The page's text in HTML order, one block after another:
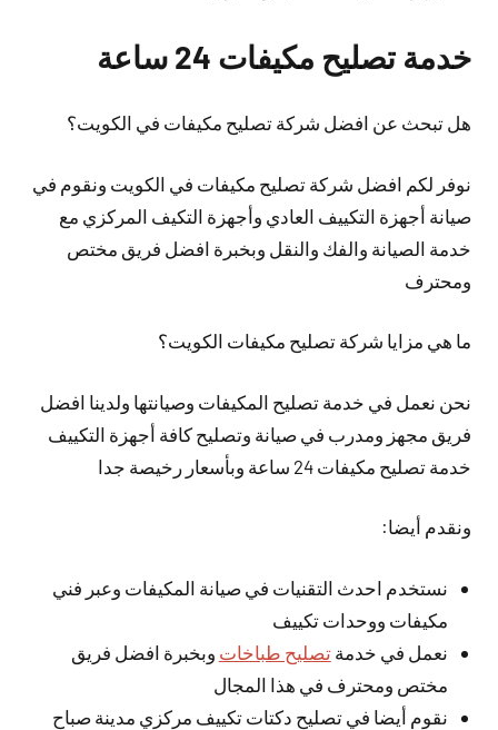
خدمة تصليح مكيفات 24 ساعة
هل تبحث عن افضل شركة تصليح مكيفات في الكويت؟
نوفر لكم افضل شركة تصليح مكيفات في الكويت ونقوم في
صيانة أجهزة التكييف العادي وأجهزة التكيف المركزي مع
خدمة الصيانة والفك والنقل وبخبرة افضل فريق مختص
ومحترف
ما هي مزايا شركة تصليح مكيفات الكويت؟
نحن نعمل في خدمة تصليح المكيفات وصيانتها ولدينا افضل
فريق مجهز ومدرب في صيانة وتصليح كافة أجهزة التكييف
خدمة تصليح مكيفات 24 ساعة وبأسعار رخيصة جدا
ونقدم أيضا:
نستخدم احدث التقنيات في صيانة المكيفات وعبر فني
مكيفات ووحدات تكييف
نعمل في خدمةتصليح طباخات وبخبرة افضل فريق
مختص ومحترف في هذا المجال
نقوم أيضا في تصليح دكتات تكييف مركزي مدينة صباح